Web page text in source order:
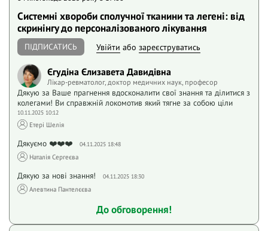
Системні хвороби сполучної тканини та легені: від
скринінгу до персоналізованого лікування
ПІДПИСАТИСЬ Увійти або зареєструватись
Єгудіна Єлизавета Давидівна
Лікар-ревматолог, доктор медичних наук, професор
Дякую за Ваше прагнення вдосконалити свої знання та ділитися з
колегами! Ви справжній локомотив який тягне за собою ціли
10.11.2025 10:12
Етері Шелія
Дякуємо ❤️❤️❤️ 04.11.2025 18:48
Наталія Сергеєва
Дякую за нові знання! 04.11.2025 18:30
Алевтина Пантелєєва
До обговорення!